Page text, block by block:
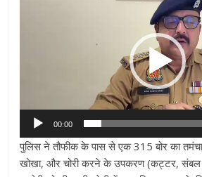
00:00
पुलिस ने तौफीक के पास से एक 315 बोर का
खोखा, और चोरी करने के उपकरण (कट्टर, संबल